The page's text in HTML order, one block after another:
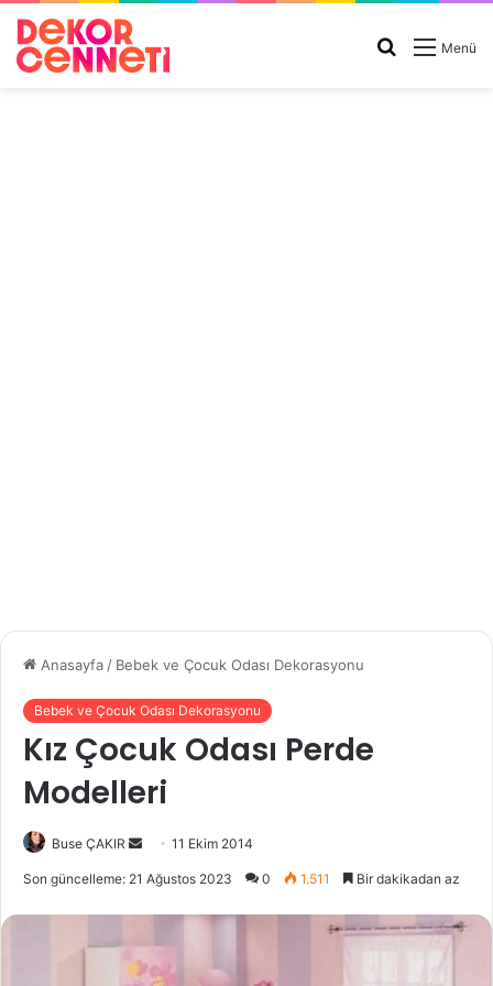
Menü
Arama
Anasayfa / Bebek ve Çocuk Odası Dekorasyonu
Bebek ve Çocuk Odası Dekorasyonu
Kız Çocuk Odası Perde
Modelleri
Buse ÇAKIR
-
p
11 Ekim 2014
Son güncelleme: 21 Ağustos 2023 0 1.511 Bir dakikadan az